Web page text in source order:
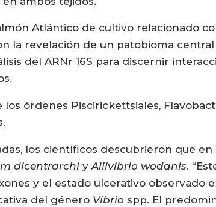
Atlántico de cultivo relacionado
la revelación de un patobioma
del ARNr 16S para discernir
órdenes Piscirickettsiales,
los científicos descubrieron que
dicentrarchi yAliivibrio wodanis.
y el estado ulcerativo observado
del género Vibrio spp. El